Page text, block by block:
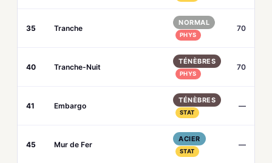
35 Tranche
NORMAL
PHYS
70
40 Tranche-Nuit
TÉNÈBRES
PHYS
70
41 Embargo
TÉNÈBRES
STAT
—
45 Mur de Fer
ACIER
STAT
—